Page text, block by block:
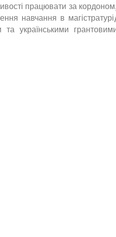
працювати за
навчання в
українськими